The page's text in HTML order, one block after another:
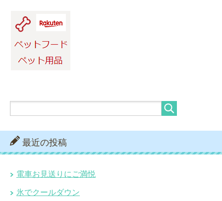
最近の投稿
電車お見送りにご満悦
氷でクールダウン